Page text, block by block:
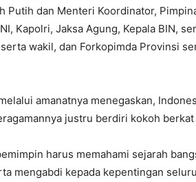
Putih dan Menteri Koordinator,
Kapolri, Jaksa Agung, Kepala BIN,
wakil, dan Forkopimda Provinsi
amanatnya menegaskan,
justru berdiri kokoh
harus memahami sejarah
mengabdi kepada kepentingan